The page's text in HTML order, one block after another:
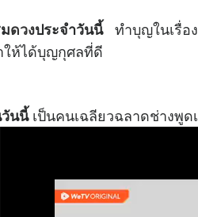
ดวงประจำวันนี้ ทำบุญในเรื่อ
ให้ได้บุญกุศลที่ดี
วันนี้เป็นคนเฉลียวฉลาดช่างพูด